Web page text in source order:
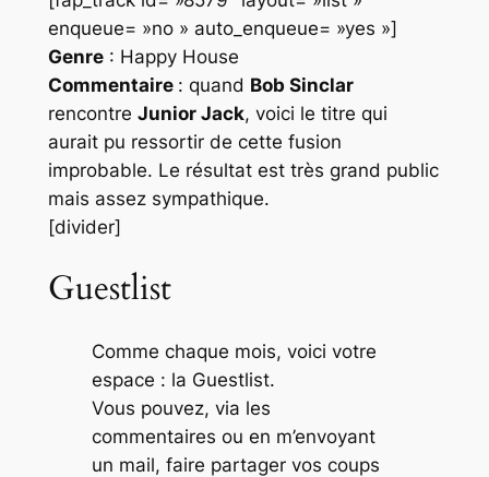
enqueue= »no » auto_enqueue= »yes »]
Genre: Happy House
Commentaire : quand Bob Sinclar
rencontre Junior Jack, voici le titre qui
aurait pu ressortir de cette fusion
improbable. Le résultat est très grand public
mais assez sympathique.
[divider]
Guestlist
Comme chaque mois, voici votre
espace : la Guestlist.
Vous pouvez, via les
commentaires ou en m’envoyant
un mail, faire partager vos coups